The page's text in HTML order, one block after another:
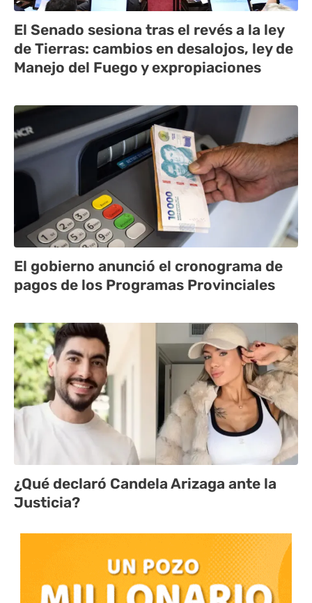
El Senado sesiona tras el revés a la ley
de Tierras: cambios en desalojos, ley de
Manejo del Fuego y expropiaciones
El gobierno anunció el cronograma de
pagos de los Programas Provinciales
¿Qué declaró Candela Arizaga ante la
Justicia?